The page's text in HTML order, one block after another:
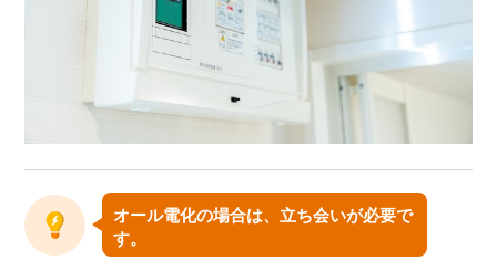
オール電化の場合は、立ち会いが必要で
す。